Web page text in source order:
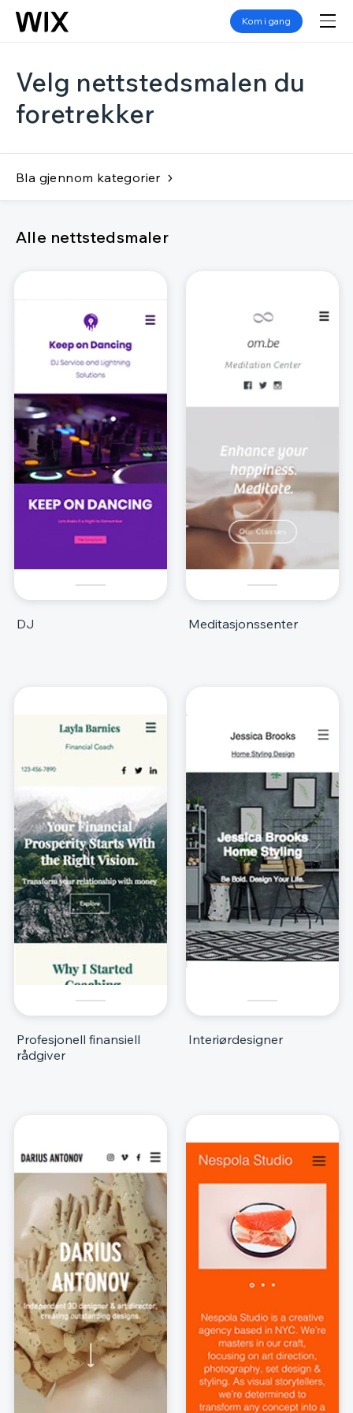
Kom i gang
Velg nettstedsmalen du
foretrekker
Bla gjennom kategorier
Alle nettstedsmaler
DJ Meditasjonssenter
Profesjonell finansiell
rådgiver
Interiørdesigner